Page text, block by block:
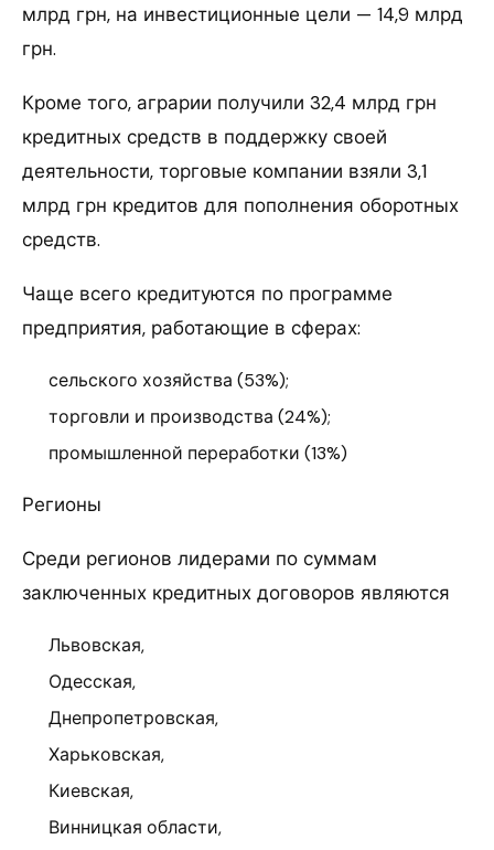
млрд грн, на инвестиционные цели — 14,9 млрд
грн.
Кроме того, аграрии получили 32,4 млрд грн
кредитных средств в поддержку своей
деятельности, торговые компании взяли 3,1
млрд грн кредитов для пополнения оборотных
средств.
Чаще всего кредитуются по программе
предприятия, работающие в сферах:
сельского хозяйства (53%);
торговли и производства (24%);
промышленной переработки (13%)
Регионы
Среди регионов лидерами по суммам
заключенных кредитных договоров являются
Львовская,
Одесская,
Днепропетровская,
Харьковская,
Киевская,
Винницкая области,